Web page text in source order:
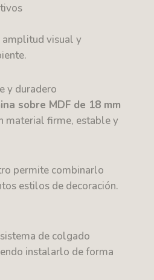
amplitud visual y
y duradero
sobre MDF de 18 mm
material firme, estable y
permite combinarlo
estilos de decoración.
de colgado
instalarlo de forma